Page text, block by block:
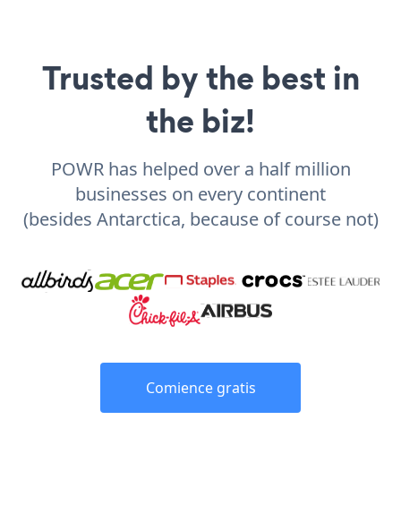
Trusted by the best in
the biz!
POWR has helped over a half million
businesses on every continent
(besides Antarctica, because of course not)
Comience gratis